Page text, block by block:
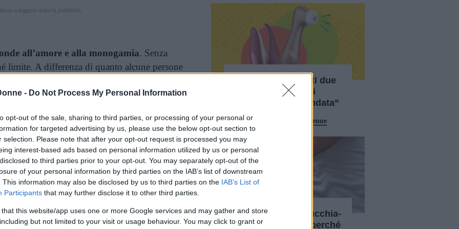
- Do Not Process My Personal Information
opt-out of the sale, sharing to third parties, or processing of your personal or
for targeted advertising by us, please use the below opt-out section to
selection. Please note that after your opt-out request is processed you may
interest-based ads based on personal information utilized by us or personal
to third parties prior to your opt-out. You may separately opt-out of the
of your personal information by third parties on the IAB’s list of downstream
This information may also be disclosed by us to third parties on the IAB’s List of
Participants that may further disclose it to other third parties.
that this website/app uses one or more Google services and may gather and store
but not limited to your visit or usage behaviour. You may click to grant or
all’amore e alla monogamia. Senza
limite. A differenza di quanto alcune persone
cara amica che, sere fa, mi ha espresso
umano non è fatto per essere
a suo dire, tempi andati in cui la
con serenità, appagamento e paranoie
tempo né la voglia di scrivere il trattato che
che a qualcuno possa interessare – delle
credo chele persone possano sia essere
“Ho provato questi due
‘giocattoli'... Qui vi
racconto com’è andata”
Sponsorizzato Da SexyAvenue
"Ho provato un succhia-
clitoride e ora so perché